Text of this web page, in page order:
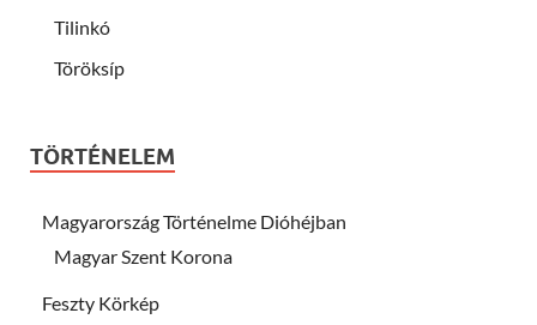
Tilinkó
Töröksíp
TÖRTÉNELEM
Magyarország Történelme Dióhéjban
Magyar Szent Korona
Feszty Körkép